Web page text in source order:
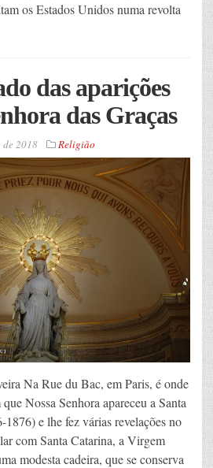
os Estados Unidos numa revolta
das aparições
das Graças
de 2018 Religião
Na Rue du Bac, em Paris, é onde
Nossa Senhora apareceu a Santa
e lhe fez várias revelações no
com Santa Catarina, a Virgem
modesta cadeira, que se conserva